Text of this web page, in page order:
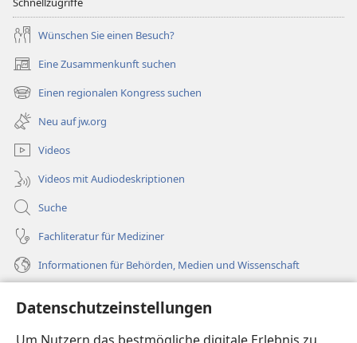
Datenschutzeinstellungen
Wünschen Sie einen Besuch?
Eine Zusammenkunft suchen
(öffnet
neues
Fenster)
Einen regionalen Kongress suchen
(öffnet
neues
Fenster)
Neu auf jw.org
Videos
Videos mit Audiodeskriptionen
Suche
Fachliteratur für Mediziner
Informationen für Behörden, Medien und Wissenschaft
Spenden